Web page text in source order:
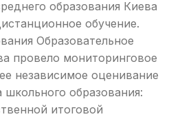
образования Киева
обучение.
Образовательное
провело мониторинговое
независимое оценивание
образования:
итоговой